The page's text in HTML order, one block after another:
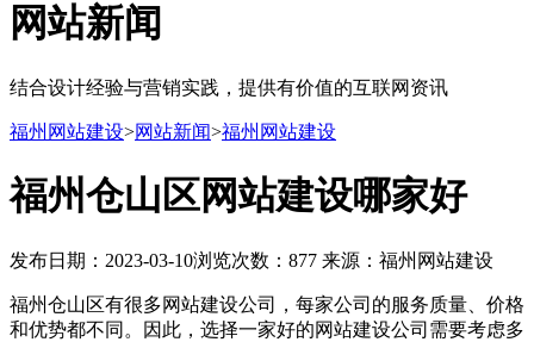
网站新闻
结合设计经验与营销实践，提供有价值的互联网资讯
福州网站建设>网站新闻>福州网站建设
福州仓山区网站建设哪家好
发布日期：2023-03-10浏览次数：877 来源：福州网站建设
福州仓山区有很多网站建设公司，每家公司的服务质量、价格
和优势都不同。因此，选择一家好的网站建设公司需要考虑多